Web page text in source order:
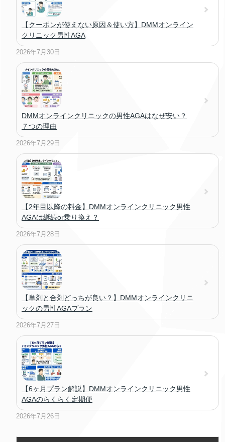
【クーポンが使えない原因＆使い方】DMMオンライン
クリニック男性AGA
2026年7月30日
DMMオンラインクリニックの男性AGAはなぜ安い？
７つの理由
2026年7月29日
【2年目以降の料金】DMMオンラインクリニック男性
AGAは継続or乗り換え？
2026年7月28日
【単剤と合剤どっちが良い？】DMMオンラインクリニ
ックの男性AGAプラン
2026年7月27日
【6ヶ月プラン解説】DMMオンラインクリニック男性
AGAのらくらく定期便
2026年7月26日